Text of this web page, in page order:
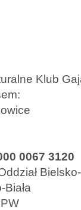
Klub
0067 3120
Bielsko-